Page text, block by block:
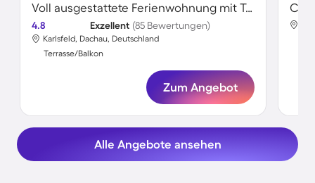
Voll ausgestattete Ferienwohnung mit Terrasse und Garten | Perfekt für die Arbeit von Zuhause
4.8 Exzellent (85 Bewertungen)
Karlsfeld, Dachau, Deutschland
Terrasse/Balkon
Zum Angebot
Alle Angebote ansehen